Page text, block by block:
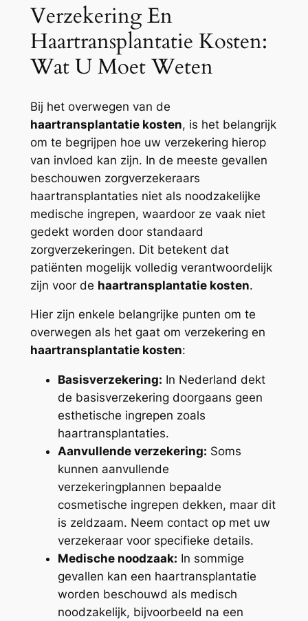
Verzekering En
Haartransplantatie Kosten:
Wat U Moet Weten
Bij het overwegen van de
haartransplantatie kosten, is het belangrijk
om te begrijpen hoe uw verzekering hierop
van invloed kan zijn. In de meeste gevallen
beschouwen zorgverzekeraars
haartransplantaties niet als noodzakelijke
medische ingrepen, waardoor ze vaak niet
gedekt worden door standaard
zorgverzekeringen. Dit betekent dat
patiënten mogelijk volledig verantwoordelijk
zijn voor de haartransplantatie kosten.
Hier zijn enkele belangrijke punten om te
overwegen als het gaat om verzekering en
haartransplantatie kosten:
Basisverzekering: In Nederland dekt
de basisverzekering doorgaans geen
esthetische ingrepen zoals
haartransplantaties.
Aanvullende verzekering: Soms
kunnen aanvullende
verzekeringplannen bepaalde
cosmetische ingrepen dekken, maar dit
is zeldzaam. Neem contact op met uw
verzekeraar voor specifieke details.
Medische noodzaak: In sommige
gevallen kan een haartransplantatie
worden beschouwd als medisch
noodzakelijk, bijvoorbeeld na een